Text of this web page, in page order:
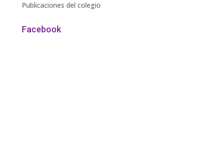
Publicaciones del colegio
Facebook